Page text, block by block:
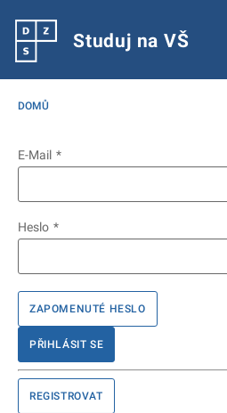
Studuj na VŠ
DOMŮ
E-Mail
Heslo
ZAPOMENUTÉ HESLO
PŘIHLÁSIT SE
REGISTROVAT